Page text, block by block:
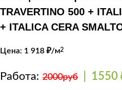
TRAVERTINO 500 +
+ ITALICA CERA
Цена: 1 918 ₽/м2
Работа: 2000руб 1550